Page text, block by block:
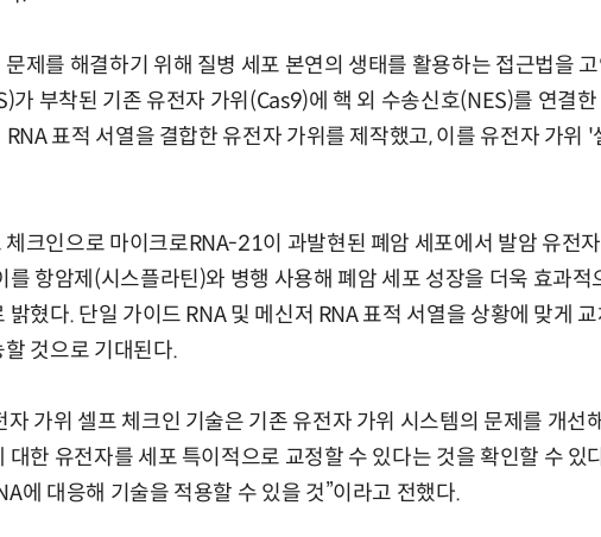
제를 해결하기 위해 질병 세포 본연의 생태를 활용하는 접근법을
가 부착된 기존 유전자 가위(Cas9)에 핵 외 수송신호(NES)를 연결
RNA 표적 서열을 결합한 유전자 가위를 제작했고, 이를 유전자 가위
체크인으로 마이크로RNA-21이 과발현된 폐암 세포에서 발암 유전
를 항암제(시스플라틴)와 병행 사용해 폐암 세포 성장을 더욱 효과적
밝혔다. 단일 가이드 RNA 및 메신저 RNA 표적 서열을 상황에 맞게
것으로 기대된다.
자 가위 셀프 체크인 기술은 기존 유전자 가위 시스템의 문제를 개선
대한 유전자를 세포 특이적으로 교정할 수 있다는 것을 확인할 수 있
에 대응해 기술을 적용할 수 있을 것”이라고 전했다.